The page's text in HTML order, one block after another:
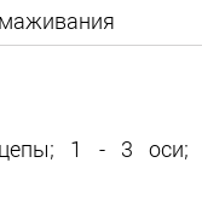
1 - 3 оси;